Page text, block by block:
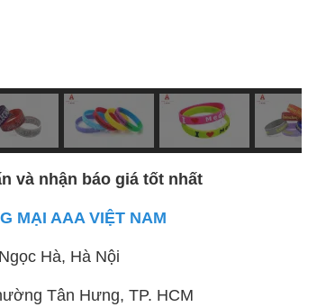
và nhận báo giá tốt nhất
MẠI AAA VIỆT NAM
Hà, Hà Nội
Tân Hưng, TP. HCM